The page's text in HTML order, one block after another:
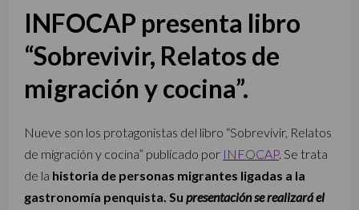
INFOCAP presenta libro
“Sobrevivir, Relatos de
migración y cocina”.
Nueve son los protagonistas del libro “Sobrevivir, Relatos
de migración y cocina” publicado por INFOCAP. Se trata
de la historia de personas migrantes ligadas a la
gastronomía penquista. Su presentación se realizará el